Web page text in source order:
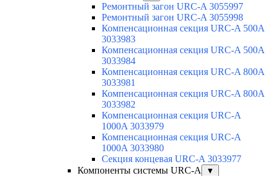
Ремонтный загон URC-A 3055997
Ремонтный загон URC-A 3055998
Компенсационная секция URC-A 500A
3033983
Компенсационная секция URC-A 500A
3033984
Компенсационная секция URC-A 800A
3033981
Компенсационная секция URC-A 800A
3033982
Компенсационная секция URC-A
1000A 3033979
Компенсационная секция URC-A
1000A 3033980
Секция концевая URC-A 3033977
Компоненты системы URC-A
▼